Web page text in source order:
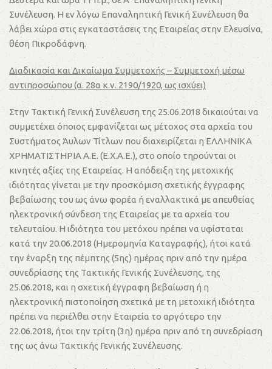
Συνέλευση. Η εν λόγω Επαναληπτική Γενική Συνέλευση θα
λάβει χώρα στις εγκαταστάσεις της Εταιρείας στην Ελευσίνα,
θέση Πικροδάφνη.
Διαδικασία και Δικαίωμα Συμμετοχής – Συμμετοχή μέσω
αντιπροσώπου (α. 28α κ.ν. 2190/1920, ως ισχύει)
Στην Τακτική Γενική Συνέλευση της 25.06.2018 δικαιούται να
συμμετέχει όποιος εμφανίζεται ως μέτοχος στα αρχεία του
Συστήματος Άυλων Τίτλων που διαχειρίζεται η ΕΛΛΗΝΙΚΑ
ΧΡΗΜΑΤΙΣΤΗΡΙΑ Α.Ε. (Ε.Χ.Α.Ε.), στο οποίο τηρούνται οι
κινητές αξίες της Εταιρείας. Η απόδειξη της μετοχικής
ιδιότητας γίνεται με την προσκόμιση σχετικής έγγραφης
βεβαίωσης του ως άνω φορέα ή εναλλακτικά με απευθείας
ηλεκτρονική σύνδεση της Εταιρείας με τα αρχεία του
τελευταίου. Η ιδιότητα του μετόχου πρέπει να υφίσταται
κατά την 20.06.2018 (Ημερομηνία Καταγραφής), ήτοι κατά
την έναρξη της πέμπτης (5ης) ημέρας πριν από την ημέρα
συνεδρίασης της Τακτικής Γενικής Συνέλευσης, της
25.06.2018, και η σχετική έγγραφη βεβαίωση ή η
ηλεκτρονική πιστοποίηση σχετικά με τη μετοχική ιδιότητα
πρέπει να περιέλθει στην Εταιρεία το αργότερο την
22.06.2018, ήτοι την τρίτη (3η) ημέρα πριν από τη συνεδρίαση
της ως άνω Τακτικής Γενικής Συνέλευσης.